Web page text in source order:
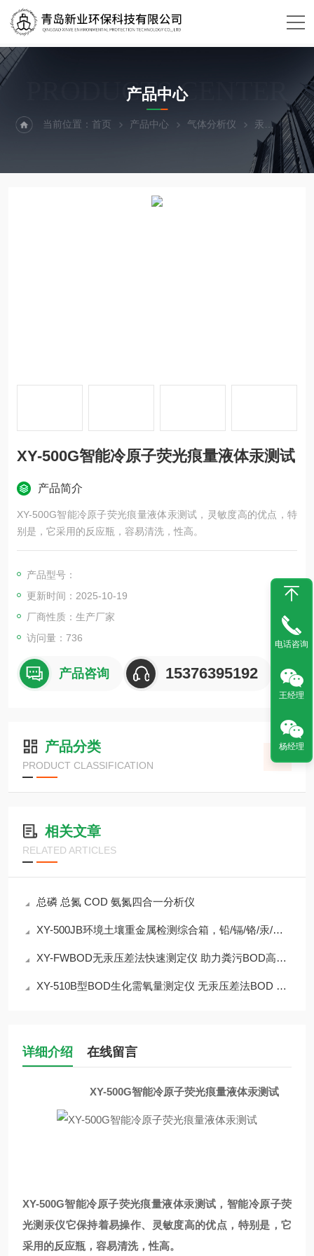
PRODUCTS CENTER
产品中心
当前位置：首页 产品中心 气体分析仪 汞 XY-
XY-500G智能冷原子荧光痕量液体汞测试
产品简介
XY-500G智能冷原子荧光痕量液体汞测试，灵敏度高的优点，特
别是，它采用的反应瓶，容易清洗，性高。
产品型号：
更新时间：2025-10-19
厂商性质：生产厂家
访问量：736
产品咨询 15376395192
产品分类
PRODUCT CLASSIFICATION
相关文章
RELATED ARTICLES
总磷 总氮 COD 氨氮四合一分析仪
XY-500JB环境土壤重金属检测综合箱，铅/镉/铬/汞/砷等
XY-FWBOD无汞压差法快速测定仪 助力粪污BOD高效检测
XY-510B型BOD生化需氧量测定仪 无汞压差法BOD 简介
详细介绍 在线留言
XY-500G智能冷原子荧光痕量液体汞测试
XY-500G智能冷原子荧光痕量液体汞测试 ，智能冷原子荧
光测汞仪它保持着易操作、灵敏度高的优点，特别是，它
采用的反应瓶，容易清洗，性高。
电话咨询
王经理
杨经理